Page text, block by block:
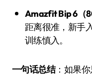
Amazfit Bip 6（
距离很准，新手
训练慎入。
一句话总结：如果